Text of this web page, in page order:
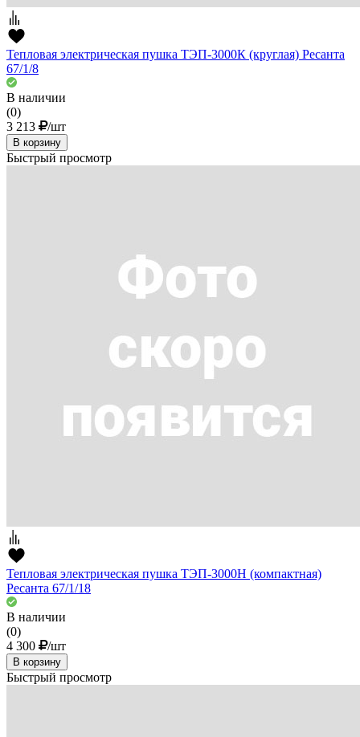
Тепловая электрическая пушка ТЭП-3000К (круглая) Ресанта
67/1/8
В наличии
(0)
3 213
/шт
В корзину
Быстрый просмотр
Тепловая электрическая пушка ТЭП-3000Н (компактная)
Ресанта 67/1/18
В наличии
(0)
4 300
/шт
В корзину
Быстрый просмотр